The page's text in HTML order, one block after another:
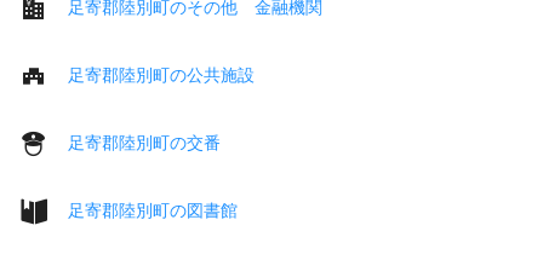
足寄郡陸別町のその他 金融機関
足寄郡陸別町の公共施設
足寄郡陸別町の交番
足寄郡陸別町の図書館